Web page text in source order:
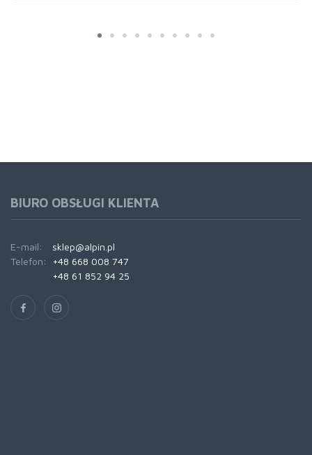
BIURO OBSŁUGI KLIENTA
E-mail:
sklep@alpin.pl
Telefon:
+48 668 008 747
+48 61 852 94 25